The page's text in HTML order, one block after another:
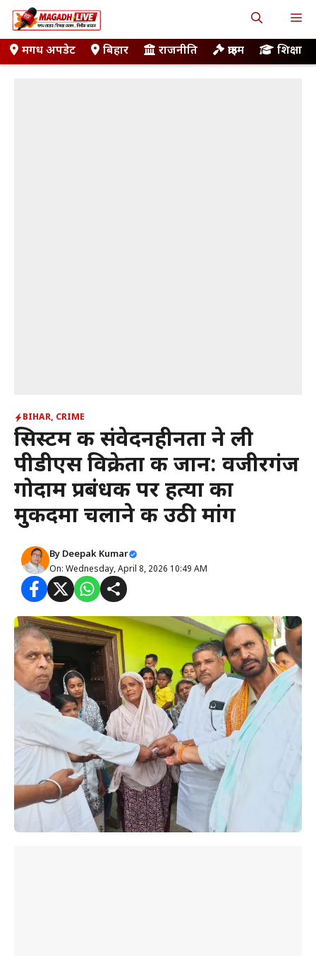
Skip
to
contentमगध अपडेट बिहार राजनीति क्राइम शिक्षा
BIHAR, CRIME
सिस्टम की संवेदनहीनता ने ली
पीडीएस विक्रेता की जान: वजीरगंज
गोदाम प्रबंधक पर हत्या का
मुकदमा चलाने की उठी मांग
By Deepak Kumar
On: Wednesday, April 8, 2026 10:49 AM